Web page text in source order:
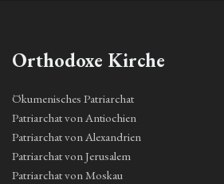
Orthodoxe Kirche
Ökumenisches Patriarchat
Patriarchat von Antiochien
Patriarchat von Alexandrien
Patriarchat von Jerusalem
Patriarchat von Moskau